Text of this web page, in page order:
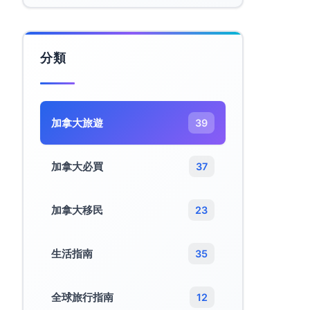
分類
加拿大旅遊​ 39
加拿大必買 37
加拿大移民 23
生活指南 35
全球旅行指南 12